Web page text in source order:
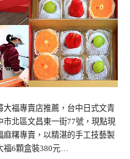
福專賣店推薦，台中日式文青
北區文昌東一街77號，現點現
糬專賣，以精湛的手工技藝製
6顆盒裝380元…